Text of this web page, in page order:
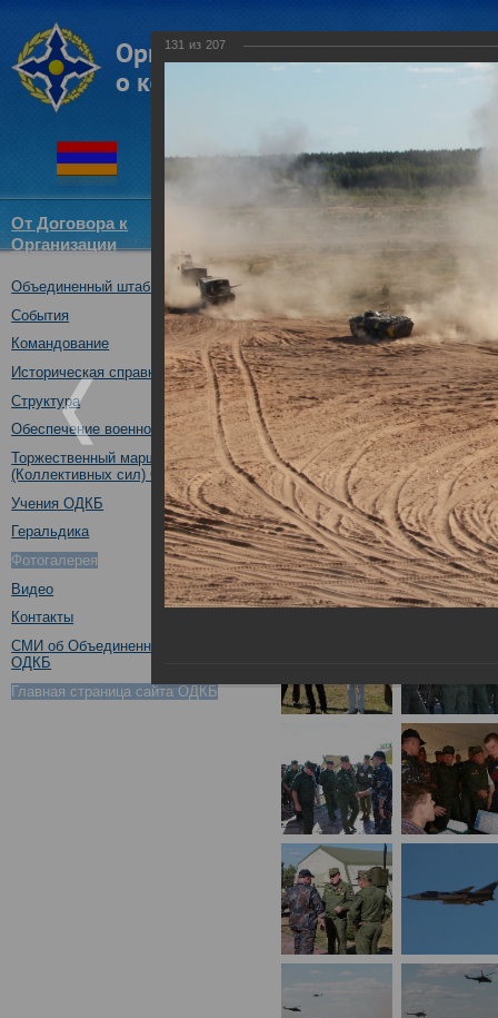
От Договора к
Организации
Новости
Объединенный штаб ОДКБ
События
Командование
Историческая справка
Структура
Обеспечение военной безопасности
Торжественный марш Войск
(Коллективных сил) ОДКБ
Учения ОДКБ
Геральдика
Фотогалерея
Видео
Контакты
СМИ об Объединенном штабе
ОДКБ
Главная страница сайта ОДКБ
Совместное учение с
"Нерушимое братство-2016"
23.08.2016
131 из 207